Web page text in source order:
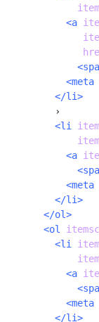
<a
<meta
</li>
›
<li
<a
<meta
</li>
</ol>
<ol
<li
<a
<meta
</li>